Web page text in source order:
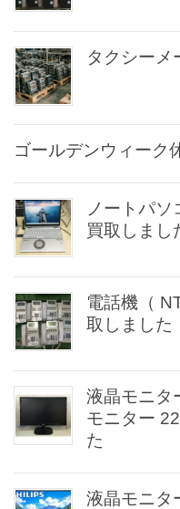
タクシーメ
ゴールデンウィーク
ノートパソ
買取しまし
電話機（
取しました
液晶モニタ
モニター
た
液晶モニタ